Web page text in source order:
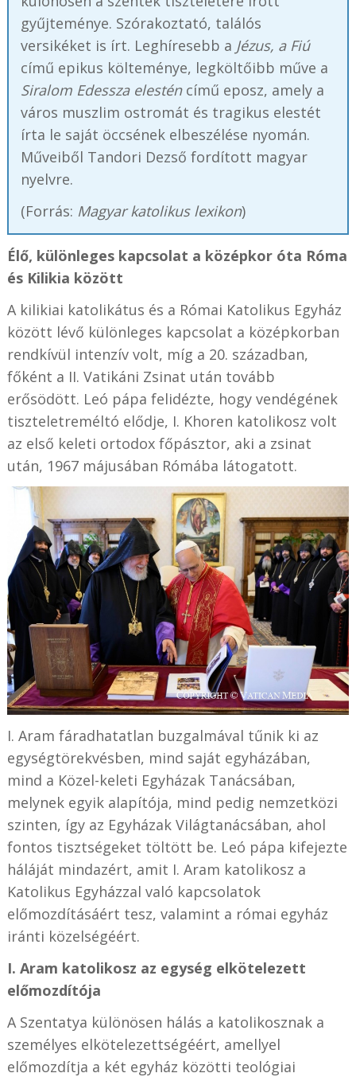
gyűjteménye. Szórakoztató, találós
versikéket is írt. Leghíresebb a Jézus, a Fiú
című epikus költeménye, legköltőibb műve a
Siralom Edessza elesténcímű eposz, amely a
város muszlim ostromát és tragikus elestét
írta le saját öccsének elbeszélése nyomán.
Műveiből Tandori Dezső fordított magyar
nyelvre.
(Forrás: Magyar katolikus lexikon)
Élő, különleges kapcsolat a középkor óta Róma
és Kilikia között
A kilikiai katolikátus és a Római Katolikus Egyház
között lévő különleges kapcsolat a középkorban
rendkívül intenzív volt, míg a 20. században,
főként a II. Vatikáni Zsinat után tovább
erősödött. Leó pápa felidézte, hogy vendégének
tiszteletreméltó elődje, I. Khoren katolikosz volt
az első keleti ortodox főpásztor, aki a zsinat
után, 1967 májusában Rómába látogatott.
I. Aram fáradhatatlan buzgalmával tűnik ki az
egységtörekvésben, mind saját egyházában,
mind a Közel-keleti Egyházak Tanácsában,
melynek egyik alapítója, mind pedig nemzetközi
szinten, így az Egyházak Világtanácsában, ahol
fontos tisztségeket töltött be. Leó pápa kifejezte
háláját mindazért, amit I. Aram katolikosz a
Katolikus Egyházzal való kapcsolatok
előmozdításáért tesz, valamint a római egyház
iránti közelségéért.
I. Aram katolikosz az egység elkötelezett
előmozdítója
A Szentatya különösen hálás a katolikosznak a
személyes elkötelezettségéért, amellyel
előmozdítja a két egyház közötti teológiai